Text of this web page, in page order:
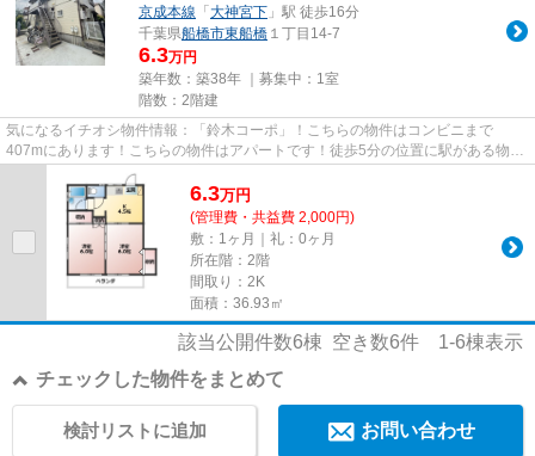
京成本線 「 大神宮下 」駅 徒歩16分
千葉県船橋市東船橋 １丁目14-7
6.3万円
築年数：築38年 ｜募集中： 1室
階数：2階建
気になるイチオシ物件情報：「鈴木コーポ」！こちらの物件はコンビニまで
407mにあります！こちらの物件はアパートです！徒歩5分の位置に駅がある物件
です！できるだけ早めに不動産情報...
6.3万円
(管理費・共益費 2,000円)
敷：1ヶ月｜礼：0ヶ月
所在階：2階
間取り：2K
面積：36.93㎡
該当公開件数6棟 空き数6件 1-6棟表示
チェックした物件をまとめて
お問い合わせ
検討リストに追加